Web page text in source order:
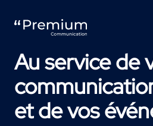
Au service de
et de vos